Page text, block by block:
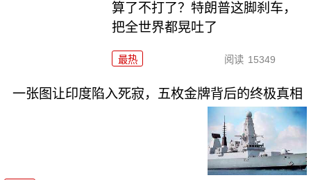
算了不打了？特朗普这脚刹车，
把全世界都晃吐了
最热 阅读 15349
一张图让印度陷入死寂，五枚金牌背后的终极真相